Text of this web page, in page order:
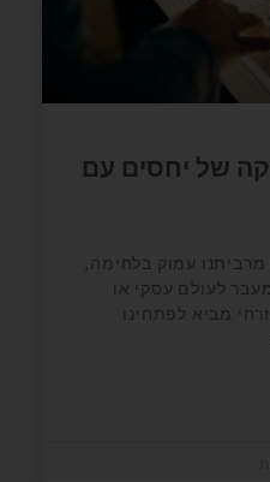
של יחסים עם
עמוק בלחימה,
לעולם עסקי או
מביא לפתחינו